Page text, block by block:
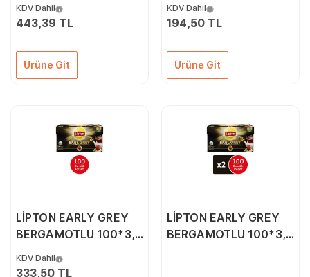
KDV Dahil
443,39 TL
Ürüne Git
KDV Dahil
194,50 TL
Ürüne Git
LİPTON EARLY GREY
BERGAMOTLU 100*3,2
KDV Dahil
333,50 TL
LİPTON EARLY GREY
BERGAMOTLU 100*3,2